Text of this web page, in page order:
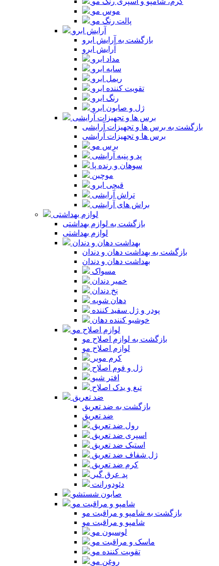
موس مو
پالت رنگ مو
آرایش ابرو
بازگشت به آرایش ابرو
آرایش ابرو
مداد ابرو
سایه ابرو
ریمل ابرو
تقویت کننده ابرو
رنگ ابرو
ژل و صابون ابرو
برس ها و تجهیزات آرایشی
بازگشت به برس ها و تجهیزات آرایشی
برس ها و تجهیزات آرایشی
برس مو
پد و پنبه آرایشی
سوهان و رنده پا
موچین
قیچی ابرو
تراش آرایشی
براش های آرایشی
لوازم بهداشتی
بازگشت به لوازم بهداشتی
لوازم بهداشتی
بهداشت دهان و دندان
بازگشت به بهداشت دهان و دندان
بهداشت دهان و دندان
مسواک
خمیر دندان
نخ دندان
دهان شویه
پودر و ژل سفید کننده
خوشبو کننده دهان
لوازم اصلاح مو
بازگشت به لوازم اصلاح مو
لوازم اصلاح مو
کرم موبر
ژل و فوم اصلاح
افتر شیو
تیغ و یدک اصلاح
ضد تعریق
بازگشت به ضد تعریق
ضد تعریق
رول ضد تعریق
اسپری ضد تعریق
استیک ضد تعریق
ژل شفاف ضد تعریق
کرم ضد تعریق
پد عرق گیر
دئودورانت
صابون شستشو
شامپو و مراقبت مو
بازگشت به شامپو و مراقبت مو
شامپو و مراقبت مو
لوسیون مو
ماسک و مراقبت مو
تقویت کننده مو
روغن مو